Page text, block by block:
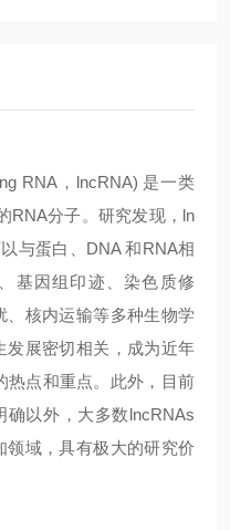
RNA，lncRNA) 是一类
RNA分子。研究发现，ln
与蛋白、DNA 和RNA相
基因组印迹、染色质修
核内运输等多种生物学
发展密切相关，成为近年
热点和重点。此外，目前
确以外，大多数lncRNAs
领域，具有极大的研究价